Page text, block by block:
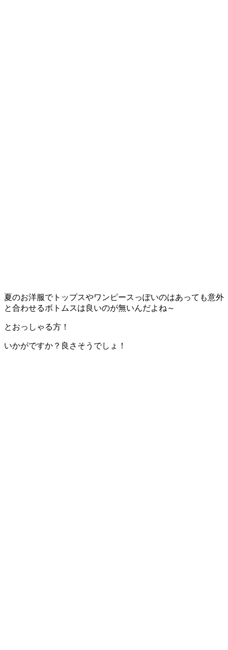
夏のお洋服でトップスやワンピースっぽいのはあっても意外
と合わせるボトムスは良いのが無いんだよね～
とおっしゃる方！
いかがですか？良さそうでしょ！